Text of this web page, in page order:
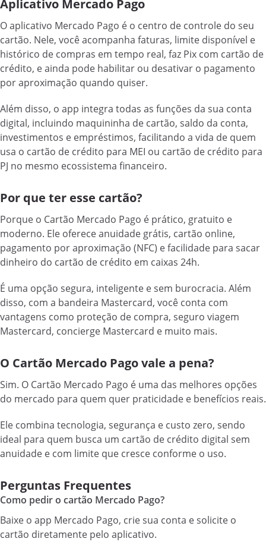
Aplicativo Mercado Pago
O aplicativo Mercado Pago é o centro de controle do seu
cartão. Nele, você acompanha faturas, limite disponível e
histórico de compras em tempo real, faz Pix com cartão de
crédito, e ainda pode habilitar ou desativar o pagamento
por aproximação quando quiser.
Além disso, o app integra todas as funções da sua conta
digital, incluindo maquininha de cartão, saldo da conta,
investimentos e empréstimos, facilitando a vida de quem
usa o cartão de crédito para MEI ou cartão de crédito para
PJ no mesmo ecossistema financeiro.
Por que ter esse cartão?
Porque o Cartão Mercado Pago é prático, gratuito e
moderno. Ele oferece anuidade grátis, cartão online,
pagamento por aproximação (NFC) e facilidade para sacar
dinheiro do cartão de crédito em caixas 24h.
É uma opção segura, inteligente e sem burocracia. Além
disso, com a bandeira Mastercard, você conta com
vantagens como proteção de compra, seguro viagem
Mastercard, concierge Mastercard e muito mais.
O Cartão Mercado Pago vale a pena?
Sim. O Cartão Mercado Pago é uma das melhores opções
do mercado para quem quer praticidade e benefícios reais.
Ele combina tecnologia, segurança e custo zero, sendo
ideal para quem busca um cartão de crédito digital sem
anuidade e com limite que cresce conforme o uso.
Perguntas Frequentes
Como pedir o cartão Mercado Pago?
Baixe o app Mercado Pago, crie sua conta e solicite o
cartão diretamente pelo aplicativo.